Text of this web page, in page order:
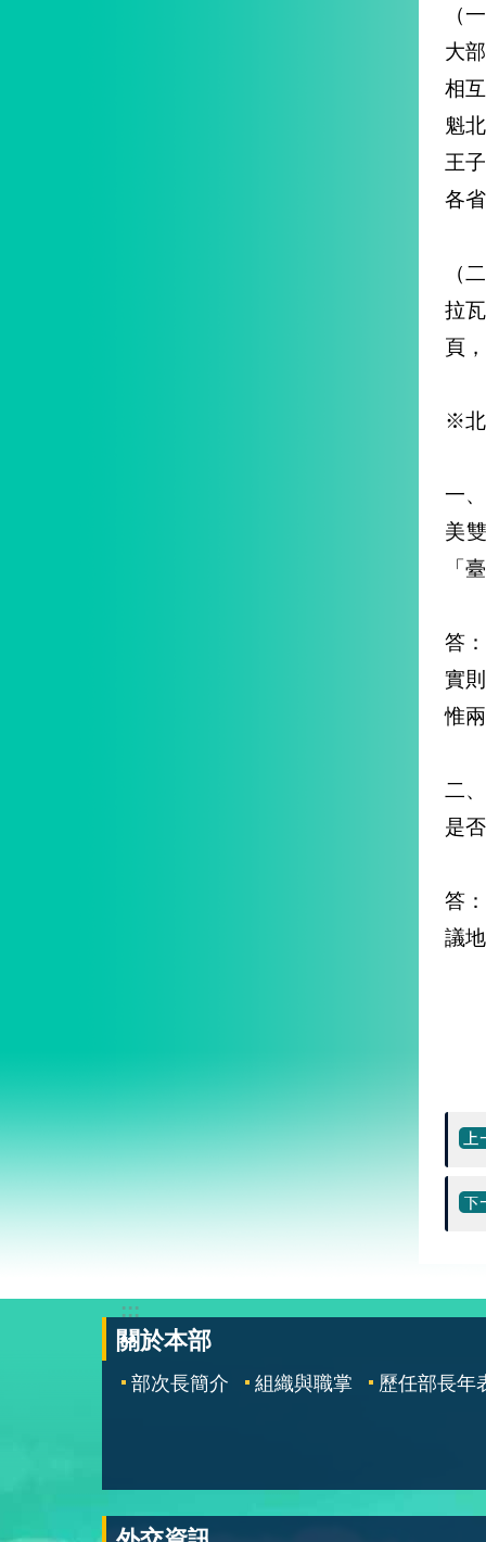
（
大
相
魁
王
各
（
拉
頁
※北
一
美
「
答
實
惟
二
是
答
議
:::
關於本部
部次長簡介 組織與職掌 歷任部長年